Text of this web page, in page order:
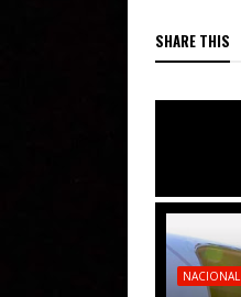
SHARE THIS
NACIONAL